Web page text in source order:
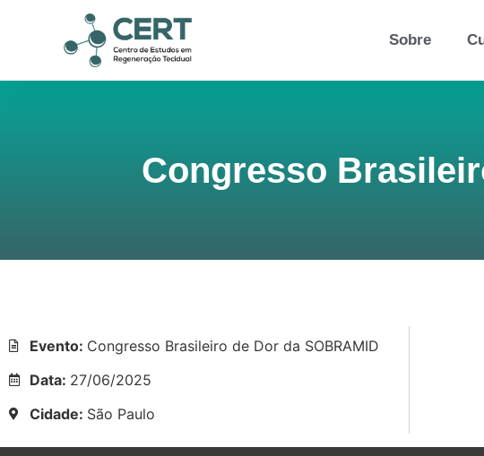
Sobre
Congresso
Evento: Congresso Brasileiro de Dor da SOBRAMID
Data: 27/06/2025
Cidade: São Paulo